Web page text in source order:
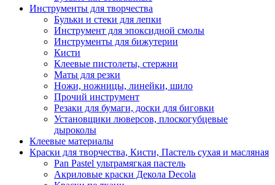
Инструменты для творчества
Бульки и стеки для лепки
Инструмент для эпоксидной смолы
Инструменты для бижутерии
Кисти
Клеевые пистолеты, стержни
Маты для резки
Ножи, ножницы, линейки, шило
Прочий инструмент
Резаки для бумаги, доски для биговки
Установщики люверсов, плоскогубцевые
дыроколы
Клеевые материалы
Краски для творчества, Кисти, Пастель сухая и масляная
Pan Pastel ультрамягкая пастель
Акриловые краски Декола Decola